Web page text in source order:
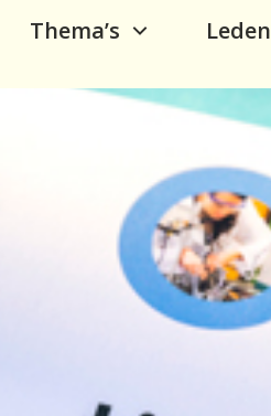
Thema’s Leden